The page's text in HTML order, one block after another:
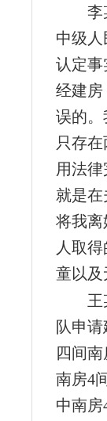
李
中级
认定事
经建房
误的。
只存
用法
就是
将我离
人取
童以及
王
队申
四间
南房4
中南